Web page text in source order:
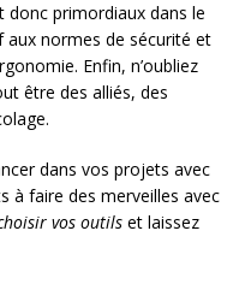
primordiaux dans le
aux normes de sécurité et
Enfin, n’oubliez
être des alliés, des
dans vos projets avec
à faire des merveilles avec
vos outils et laissez